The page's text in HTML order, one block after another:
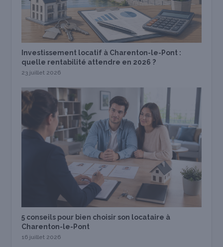
Investissement locatif à Charenton-le-Pont :
quelle rentabilité attendre en 2026 ?
23 juillet 2026
5 conseils pour bien choisir son locataire à
Charenton-le-Pont
16 juillet 2026